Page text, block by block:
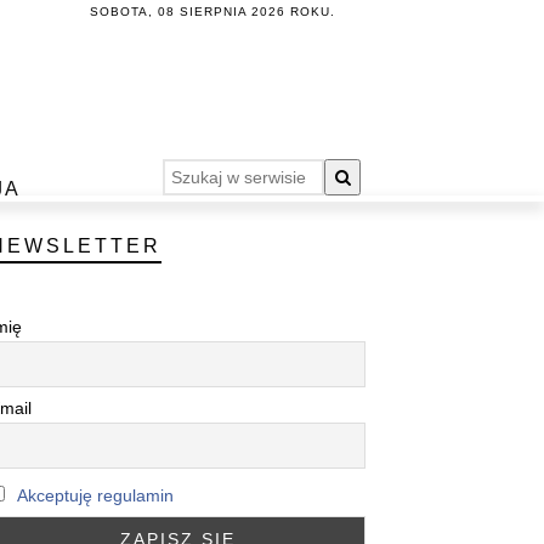
SOBOTA, 08 SIERPNIA 2026 ROKU.
Akceptuję regulamin